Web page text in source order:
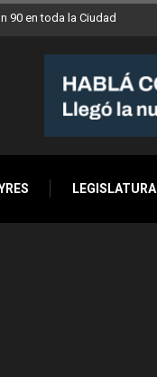
90 en toda la Ciudad
LEGISLATURA